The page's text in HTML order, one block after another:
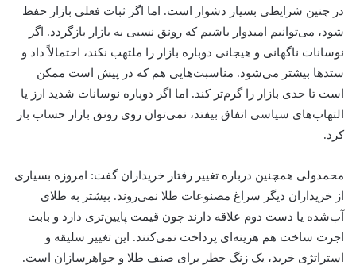
در چنین شرایطی بسیار دشوار است. اما اگر ثبات فعلی بازار حفظ
شود، می‌توانیم امیدوار باشیم که رونق نسبی به بازار بازگردد. اگر
نوسانات ناگهانی و هیجانی دوباره بازار را ملتهب نکند، احتمالاً داد و
ستدها بیشتر می‌شود. مناسبت‌هایی هم که در پیش است ممکن
است تا حدی بازار را گرم‌تر کند. اما اگر دوباره نوسانات شدید ارز یا
التهاب‌های سیاسی اتفاق بیفتد، نمی‌توان روی رونق بازار حساب باز
کرد.
محمدولی همچنین درباره تغییر رفتار خریداران گفت: امروزه بسیاری
از خریداران دیگر سراغ مصنوعات طلا نمی‌روند. بیشتر به طلای
آب‌شده یا دست دوم علاقه دارند چون قیمت پایین‌تری دارد و بابت
اجرت ساخت هم هزینه‌ای پرداخت نمی‌کنند. این تغییر سلیقه و
استراتژی خرید، یک زنگ خطر برای صنف طلا و جواهرسازان است.